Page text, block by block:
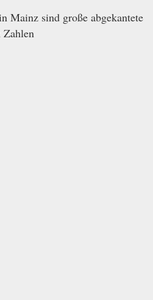
Mainz sind große abgekantete
Zahlen